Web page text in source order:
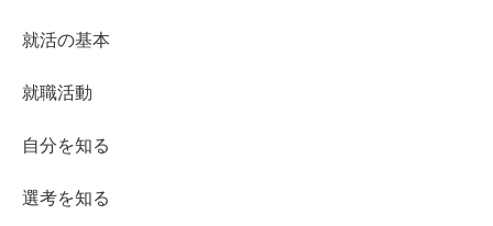
就活の基本
就職活動
自分を知る
選考を知る